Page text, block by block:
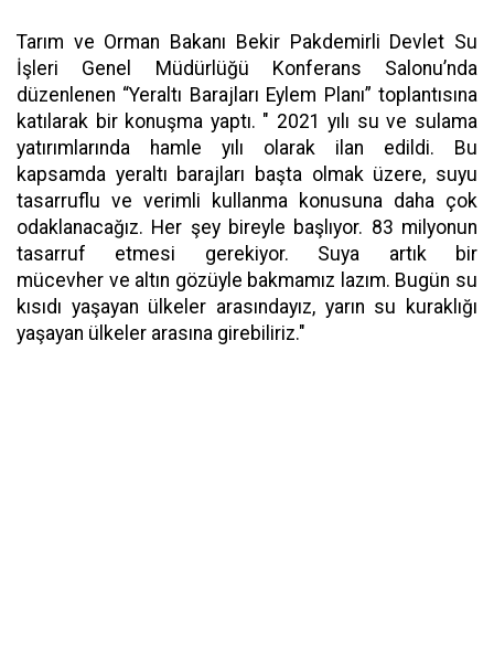
Tarım ve Orman Bakanı Bekir Pakdemirli Devlet Su
İşleri Genel Müdürlüğü Konferans Salonu’nda
düzenlenen “Yeraltı Barajları Eylem Planı” toplantısına
katılarak bir konuşma yaptı. " 2021 yılı su ve sulama
yatırımlarında hamle yılı olarak ilan edildi. Bu
kapsamda yeraltı barajları başta olmak üzere, suyu
tasarruflu ve verimli kullanma konusuna daha çok
odaklanacağız. Her şey bireyle başlıyor. 83 milyonun
tasarruf etmesi gerekiyor. Suya artık bir
mücevher ve altın gözüyle bakmamız lazım. Bugün su
kısıdı yaşayan ülkeler arasındayız, yarın su kuraklığı
yaşayan ülkeler arasına girebiliriz."